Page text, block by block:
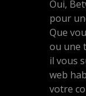
Oui,
pour
Que
ou une
il vous
web
votre